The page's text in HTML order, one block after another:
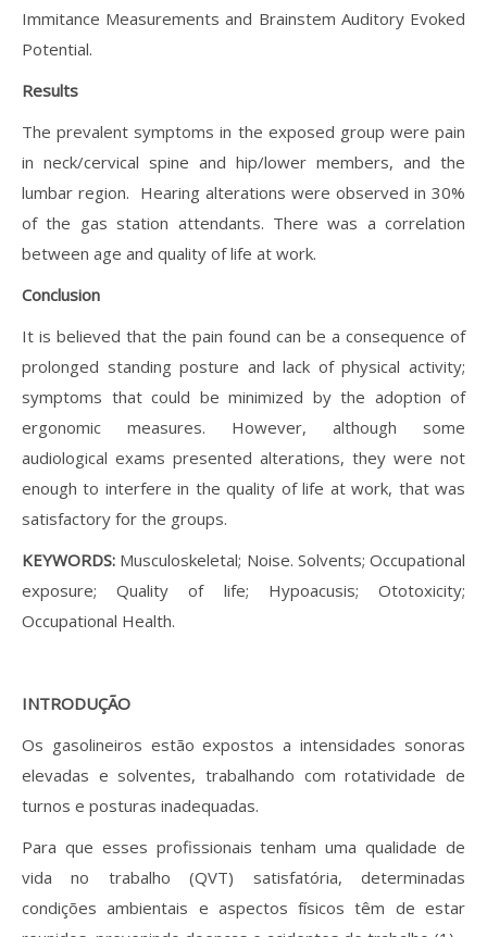
Immitance Measurements and Brainstem Auditory Evoked
Potential.
Results
The prevalent symptoms in the exposed group were pain
in neck/cervical spine and hip/lower members, and the
lumbar region. Hearing alterations were observed in 30%
of the gas station attendants. There was a correlation
between age and quality of life at work.
Conclusion
It is believed that the pain found can be a consequence of
prolonged standing posture and lack of physical activity;
symptoms that could be minimized by the adoption of
ergonomic measures. However, although some
audiological exams presented alterations, they were not
enough to interfere in the quality of life at work, that was
satisfactory for the groups.
KEYWORDS: Musculoskeletal; Noise. Solvents; Occupational
exposure; Quality of life; Hypoacusis; Ototoxicity;
Occupational Health.
INTRODUÇÃO
Os gasolineiros estão expostos a intensidades sonoras
elevadas e solventes, trabalhando com rotatividade de
turnos e posturas inadequadas.
Para que esses profissionais tenham uma qualidade de
vida no trabalho (QVT) satisfatória, determinadas
condições ambientais e aspectos físicos têm de estar